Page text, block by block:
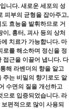
니다. 새로운 세포의 성
피부의 균형을 잡아주고,
효능을 발휘하므로 거
, 흉터, 괴사 등의 상처
치료가 가능합니다. 마
로를 해소하며 정신을 정
접근을 이끌어 냅니다. 다
해 라벤더의 향을 알고
주는 비밀의 향기로도 알
수면의 질을 개선하고
으로 입증되었습니다. 라
편적으로 많이 사용되